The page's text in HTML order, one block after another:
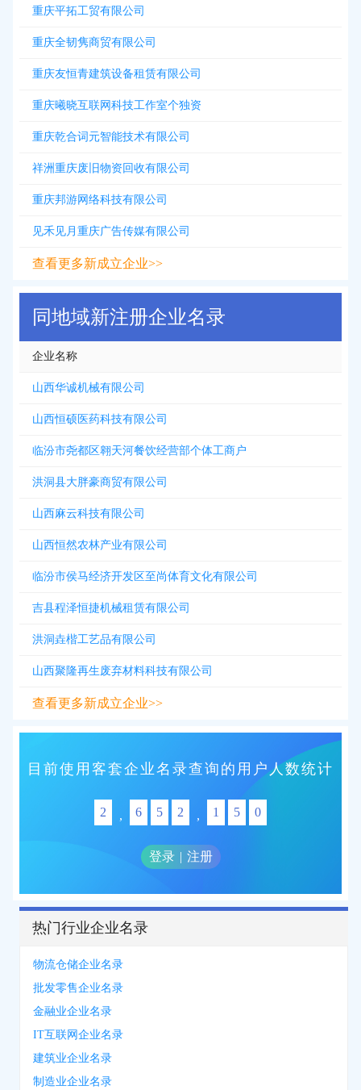
重庆平拓工贸有限公司
重庆全韧隽商贸有限公司
重庆友恒青建筑设备租赁有限公司
重庆曦晓互联网科技工作室个独资
重庆乾合词元智能技术有限公司
祥洲重庆废旧物资回收有限公司
重庆邦游网络科技有限公司
见禾见月重庆广告传媒有限公司
查看更多新成立企业>>
同地域新注册企业名录
企业名称
山西华诚机械有限公司
山西恒硕医药科技有限公司
临汾市尧都区翱天河餐饮经营部个体工商户
洪洞县大胖豪商贸有限公司
山西麻云科技有限公司
山西恒然农林产业有限公司
临汾市侯马经济开发区至尚体育文化有限公司
吉县程泽恒捷机械租赁有限公司
洪洞垚楷工艺品有限公司
山西聚隆再生废弃材料科技有限公司
查看更多新成立企业>>
目前使用客套企业名录查询的用户人数统计
2 , 6 5 2 , 1 5 0
登录 | 注册
热门行业企业名录
物流仓储企业名录
批发零售企业名录
金融业企业名录
IT互联网企业名录
建筑业企业名录
制造业企业名录